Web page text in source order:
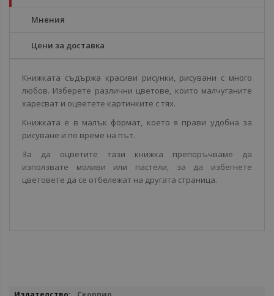
Мнения
Цени за доставка
Книжката съдържа красиви рисунки, рисувани с много
любов. Изберете различни цветове, които малчуганите
харесват и оцветете картинките с тях.
Книжката е в малък формат, което я прави удобна за
рисуване и по време на път.
За да оцветите тази книжка препоръчваме да
използвате моливи или пастели, за да избегнете
цветовете да се отбележат на другата страница.
Повече